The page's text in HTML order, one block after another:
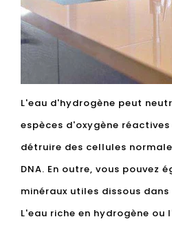
L'eau d'hydrogène peut
espèces d'oxygène
détruire des cellules
DNA. En outre, vous pouvez
minéraux utiles dissous
L'eau riche en hydrogène ou